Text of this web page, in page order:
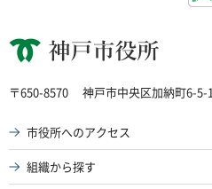
神戸市役所
〒650-8570 神戸市中央区加納町6-5-1
市役所へのアクセス
組織から探す